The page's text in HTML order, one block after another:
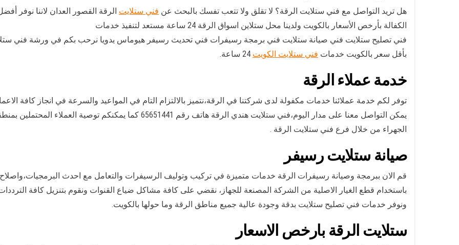
هل تريد التواصل مع فني ستلايت الرقة؟ لا تقلق ولا تتعب تفسك بالبحث عن فني ستلايت الرقة القصور العدان لاننا نوفر
الكفالة بأرخص الأسعار بالكويت ولدينا محل ستلاين اسواق الرقة 24 ساعة مستعد لتنفيذ خدمات
فني تصليح ستلايت فني صيانة ستلايت فني برمجة رسيفرات فني تحديث رسيفر هيوماس يدويا نرحب بكم في ورشة فني
بأقل سعر بالكويت خدمات فني ستلايت الكويت
خدمة عملاء الرقة
توفر لكم خدمة عملائنا خدمات مكفولة لدى شركتنا في الرقة،نتميز بالالتزام التام في المواعيد والسرعة في انجاز كافة
يمكن التواصل معنا على مدار اليوم،فني ستلايت هندي الرقة هاتف رقم 65651441 كما يمكنكم توصية العملاء المحتملين بمنطقة
الجهراء من خلال فرع فني ستلايت الرقة .
صيانة ستلايت رسيفر
قم الان ببرمجة وصيانة رسيفرات الرقة خدمات متميزة في تركيب وتوليف الرسيفرات والتعامل مع احدث
باستخدام قطع الغيار الاصلية من الشركة المصنعة للجهاز، نقضي على كافة مشاكل ضياع القنوات ونقوم بتنزيل كافة
ونوفر خدمات فني تصليح ستلايت بدقة وجودة عالية جميع مناطق الرقة وما حولها بالكويت.
ستلايت الرقة بارخص الاسعار